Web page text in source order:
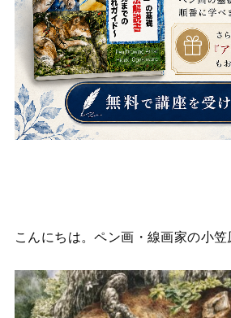
こんにちは。ペン画・線画家の小笠